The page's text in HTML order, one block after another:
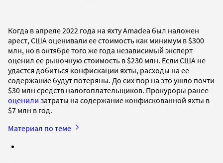
Когда в апреле 2022 года на яхту Amadea был наложен
арест, США оценивали ее стоимость как минимум в $300
млн, но в октябре того же года независимый эксперт
оценил ее рыночную стоимость в $230 млн. Если США не
удастся добиться конфискации яхты, расходы на ее
содержание будут потеряны. До сих пор на это ушло почти
$30 млн средств налогоплательщиков. Прокуроры ранее
оценили затраты на содержание конфискованной яхты в
$7 млн в год.
Материал по теме